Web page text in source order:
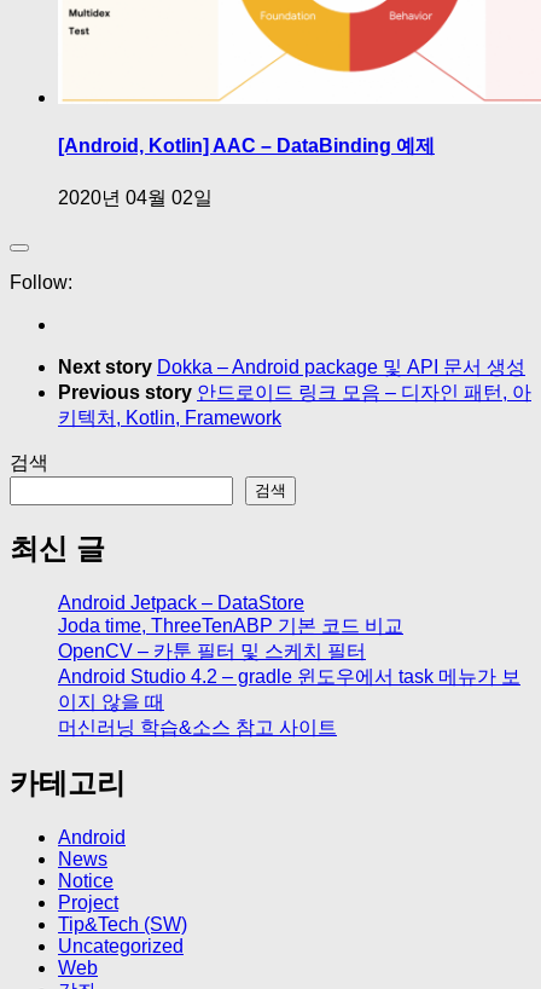
[Android, Kotlin] AAC – DataBinding 예제
2020년 04월 02일
Follow:
Next story Dokka – Android package 및 API 문서 생성
Previous story 안드로이드 링크 모음 – 디자인 패턴, 아
키텍처, Kotlin, Framework
검색
검색
최신 글
Android Jetpack – DataStore
Joda time, ThreeTenABP 기본 코드 비교
OpenCV – 카툰 필터 및 스케치 필터
Android Studio 4.2 – gradle 윈도우에서 task 메뉴가 보
이지 않을 때
머신러닝 학습&소스 참고 사이트
카테고리
Android
News
Notice
Project
Tip&Tech (SW)
Uncategorized
Web